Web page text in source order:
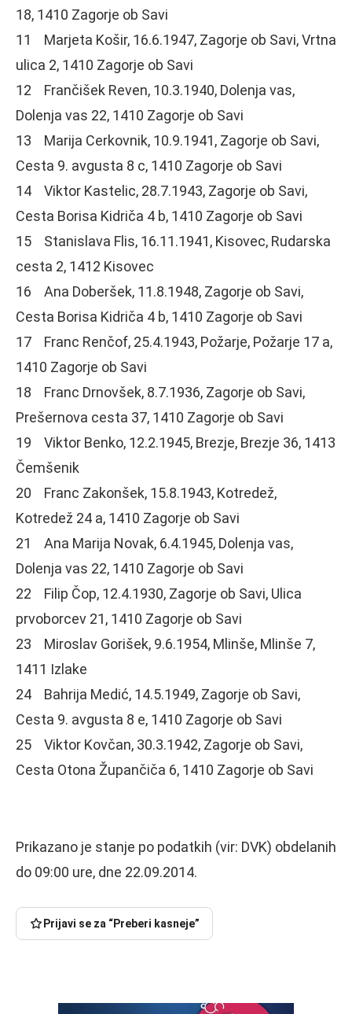
18, 1410 Zagorje ob Savi
11 Marjeta Košir, 16.6.1947, Zagorje ob Savi, Vrtna
ulica 2, 1410 Zagorje ob Savi
12 Frančišek Reven, 10.3.1940, Dolenja vas,
Dolenja vas 22, 1410 Zagorje ob Savi
13 Marija Cerkovnik, 10.9.1941, Zagorje ob Savi,
Cesta 9. avgusta 8 c, 1410 Zagorje ob Savi
14 Viktor Kastelic, 28.7.1943, Zagorje ob Savi,
Cesta Borisa Kidriča 4 b, 1410 Zagorje ob Savi
15 Stanislava Flis, 16.11.1941, Kisovec, Rudarska
cesta 2, 1412 Kisovec
16 Ana Doberšek, 11.8.1948, Zagorje ob Savi,
Cesta Borisa Kidriča 4 b, 1410 Zagorje ob Savi
17 Franc Renčof, 25.4.1943, Požarje, Požarje 17 a,
1410 Zagorje ob Savi
18 Franc Drnovšek, 8.7.1936, Zagorje ob Savi,
Prešernova cesta 37, 1410 Zagorje ob Savi
19 Viktor Benko, 12.2.1945, Brezje, Brezje 36, 1413
Čemšenik
20 Franc Zakonšek, 15.8.1943, Kotredež,
Kotredež 24 a, 1410 Zagorje ob Savi
21 Ana Marija Novak, 6.4.1945, Dolenja vas,
Dolenja vas 22, 1410 Zagorje ob Savi
22 Filip Čop, 12.4.1930, Zagorje ob Savi, Ulica
prvoborcev 21, 1410 Zagorje ob Savi
23 Miroslav Gorišek, 9.6.1954, Mlinše, Mlinše 7,
1411 Izlake
24 Bahrija Medić, 14.5.1949, Zagorje ob Savi,
Cesta 9. avgusta 8 e, 1410 Zagorje ob Savi
25 Viktor Kovčan, 30.3.1942, Zagorje ob Savi,
Cesta Otona Župančiča 6, 1410 Zagorje ob Savi
Prikazano je stanje po podatkih (vir: DVK) obdelanih
do 09:00 ure, dne 22.09.2014.
Prijavi se za “Preberi kasneje”